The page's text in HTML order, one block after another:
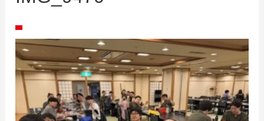
求人情報
お問い合わせ